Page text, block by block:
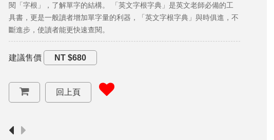
閱「字根」，了解單字的結構。 「英文字根字典」是英文老師必備的工
具書，更是一般讀者增加單字量的利器，「英文字根字典」與時俱進，不
斷進步，使讀者能更快速查閱。
建議售價 NT $680
回上頁